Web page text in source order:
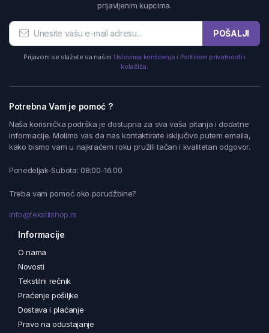
prijavljenim kupcima.
POŠALJI
Prijavom se slažete sa našim Uslovima korišćenja i Politikom privatnosti i
kolačića.
Potrebna Vam je pomoć ?
Naša korisnička podrška je dostupna za sva vaša pitanja i dodatne
informacije. Molimo vas da nas kontaktirate isključivo putem emaila,
kako bismo vam u najkraćem roku pružili tačan i kvalitetan odgovor.
Ponedeljak-Subota: 08:00-16:00
Treba vam pomoć oko porudžbine?
info@tekstilshop.rs
Informacije
O nama
Novosti
Tekstilni rečnik
Praćenje pošiljke
Dostava i plaćanje
Pravo na odustajanje